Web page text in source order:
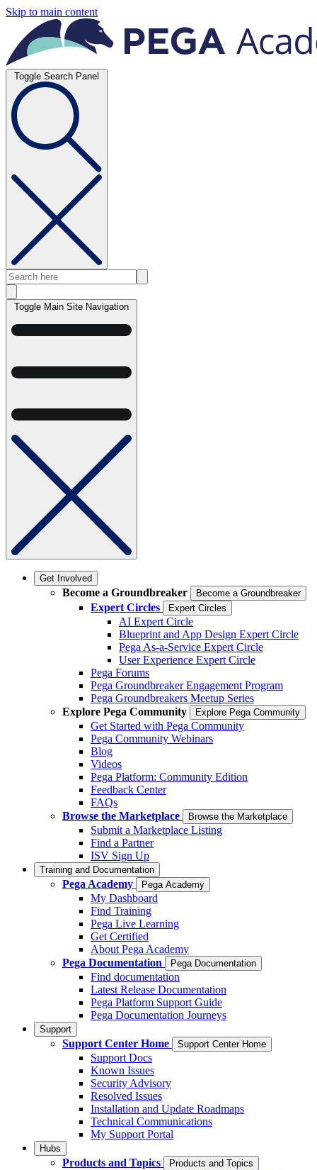
Skip to main content
Toggle Search Panel
Toggle Main Site Navigation
Get Involved
Become a Groundbreaker Become a Groundbreaker
Expert Circles Expert Circles
AI Expert Circle
Blueprint and App Design Expert Circle
Pega As-a-Service Expert Circle
User Experience Expert Circle
Pega Forums
Pega Groundbreaker Engagement Program
Pega Groundbreakers Meetup Series
Explore Pega Community
Explore Pega Community
Get Started with Pega Community
Pega Community Webinars
Blog
Videos
Pega Platform: Community Edition
Feedback Center
FAQs
Browse the Marketplace
Browse the Marketplace
Submit a Marketplace Listing
Find a Partner
ISV Sign Up
Training and Documentation
Pega Academy Pega Academy
My Dashboard
Find Training
Pega Live Learning
Get Certified
About Pega Academy
Pega Documentation
Pega Documentation
Find documentation
Latest Release Documentation
Pega Platform Support Guide
Pega Documentation Journeys
Support
Support Center Home Support Center Home
Support Docs
Known Issues
Security Advisory
Resolved Issues
Installation and Update Roadmaps
Technical Communications
My Support Portal
Hubs
Products and Topics Products and Topics